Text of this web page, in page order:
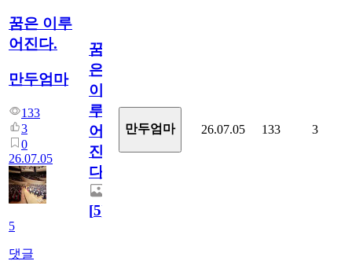
꿈은 이루
어진다.
만두엄마
133
3
0
26.07.05
5
댓글
꿈
은
이
루
어
진
다.
[5]
만두엄마 26.07.05 133 3